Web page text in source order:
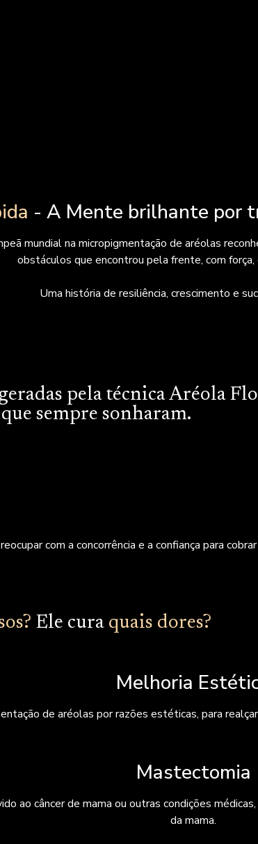
- A Mente brilhante por
mundial na micropigmentação de aréolas
obstáculos que encontrou pela frente, com
Uma história de resiliência, crescimento e
pela técnica Aréola
sempre sonharam.
com a concorrência e a confiança para
Ele cura quais dores?
Melhoria
de aréolas por razões estéticas, para
Mastectomia
ao câncer de mama ou outras condições
da mama.